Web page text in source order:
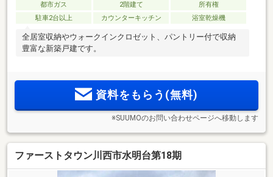
都市ガス 2階建て
所有権
駐車2台以上
カウンターキッチン 浴室乾燥機
全居室収納やウォークインクロゼット、パントリー付で収納
豊富な新築戸建です。
資料をもらう(無料)
※SUUMOのお問い合わせページへ移動します
ファーストタウン川西市水明台第18期